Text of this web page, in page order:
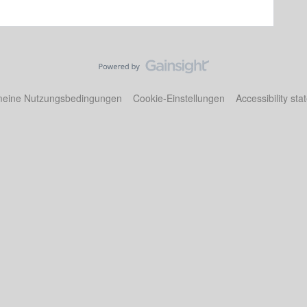
Nutzungsbedingungen Cookie-Einstellungen Accessibility